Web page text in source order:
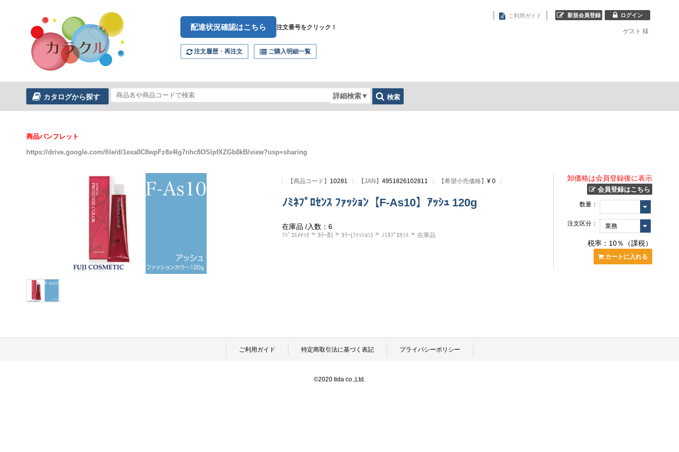
配達状況確認はこちら 注文番号をクリック！
注文履歴・再注文 ご購入明細一覧
ご利用ガイド 新規会員登録 ログイン
ゲスト 様
カタログから探す 詳細検索▼ 検索
商品パンフレット
https://drive.google.com/file/d/1exa0C8wpFz8x4Ig7nhc8OSlpfXZGb8kB/view?usp=sharing
【商品コード】 10281 【JAN】4951826102811 【希望小売価格】¥ 0
ﾉﾐﾈﾌﾟﾛｾﾝｽ ﾌｧｯｼｮﾝ【F-As10】ｱｯｼｭ 120g
在庫品 /入数：6
ﾌｼﾞｺｽﾒﾁｯｸ ｶﾗｰ剤 ｶﾗｰ(ﾌｧｯｼｮﾝ) ﾉﾐﾈﾌﾟﾛｾﾝｽ 在庫品
卸価格は会員登録後に表示
会員登録はこちら
数量：
注文区分：
税率：10％（課税）
カートに入れる
ご利用ガイド 特定商取引法に基づく表記 プライバシーポリシー
©2020 tida co.,Ltd.